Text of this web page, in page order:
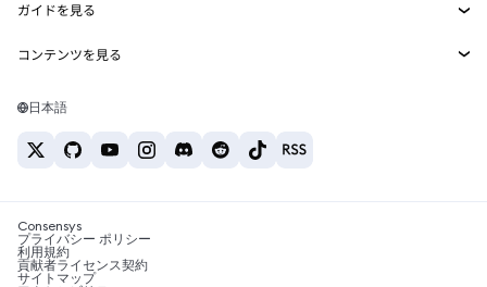
Snaps
Web3サービス
セキュリティ
サポート
キャリア
お問い合わせ
Solanaの価格
Tetherの価格
ETH→USD
USDT→INR
BTC→INR
ETH→USDT
ガイドを見る
ETHの購入
USDTの購入
SHIBの購入
BNBの購入
コンテンツを見る
Solanaウォレット
税制関連ニュース
暗号資産の購入方法は？
日本語
Consensys
プライバシー ポリシー
利用規約
貢献者ライセンス契約
サイトマップ